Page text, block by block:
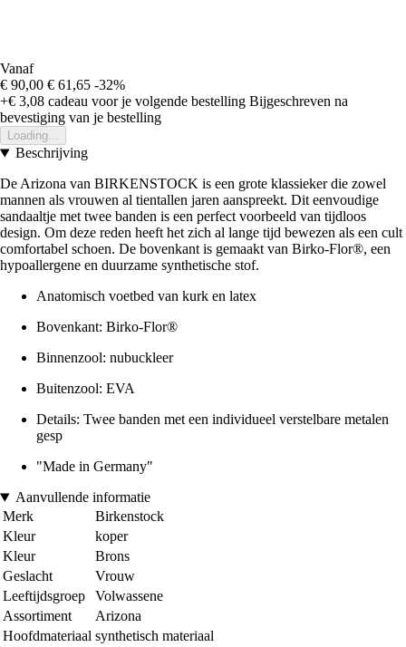
Vanaf
€ 90,00 € 61,65 -32%
+€ 3,08 cadeau voor je volgende bestelling Bijgeschreven na
bevestiging van je bestelling
Loading...
Beschrijving
De Arizona van BIRKENSTOCK is een grote klassieker die zowel
mannen als vrouwen al tientallen jaren aanspreekt. Dit eenvoudige
sandaaltje met twee banden is een perfect voorbeeld van tijdloos
design. Om deze reden heeft het zich al lange tijd bewezen als een cult
comfortabel schoen. De bovenkant is gemaakt van Birko-Flor®, een
hypoallergene en duurzame synthetische stof.
Anatomisch voetbed van kurk en latex
Bovenkant: Birko-Flor®
Binnenzool: nubuckleer
Buitenzool: EVA
Details: Twee banden met een individueel verstelbare metalen
gesp
"Made in Germany"
Aanvullende informatie
Merk
Birkenstock
Kleur
koper
Kleur
Brons
Geslacht
Vrouw
Leeftijdsgroep
Volwassene
Assortiment
Arizona
Hoofdmateriaal synthetisch materiaal